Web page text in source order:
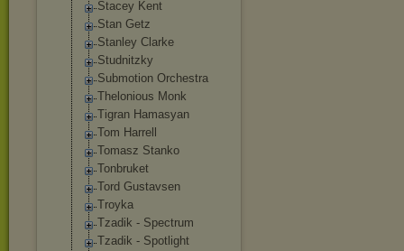
Stacey Kent
Stan Getz
Stanley Clarke
Studnitzky
Submotion Orchestra
Thelonious Monk
Tigran Hamasyan
Tom Harrell
Tomasz Stanko
Tonbruket
Tord Gustavsen
Troyka
Tzadik - Spectrum
Tzadik - Spotlight